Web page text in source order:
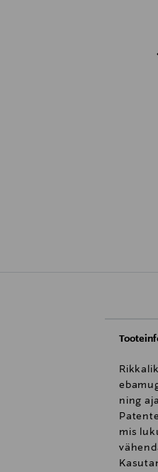
ning
mis